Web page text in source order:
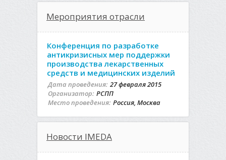
Мероприятия отрасли
Конференция по разработке
антикризисных мер поддержки
производства лекарственных
средств и медицинских изделий
Дата проведения: 27 февраля 2015
Организатор: РСПП
Место проведения: Россия, Москва
Новости IMEDA